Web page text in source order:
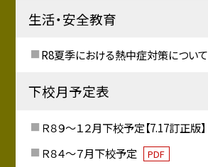
生活・安全教育
R8夏季における熱中症対策について
下校月予定表
Ｒ８９～１２月下校予定【7.17訂正版】
Ｒ８４～７月下校予定
PDF